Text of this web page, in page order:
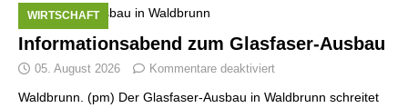
Informationsabend zum Glasfaser-Ausbau
WIRTSCHAFT
05. August 2026 Kommentare deaktiviert
Waldbrunn. (pm) Der Glasfaser-Ausbau in Waldbrunn schreitet